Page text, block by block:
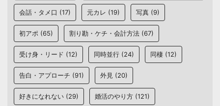
会話・タメ口 (17) 元カレ (19) 写真 (9)
初アポ (65) 割り勘・ケチ・会計方法 (67)
受け身・リード (12) 同時並行 (24) 同棲 (12)
告白・アプローチ (91) 外見 (20)
好きになれない (29) 婚活のやり方 (121)